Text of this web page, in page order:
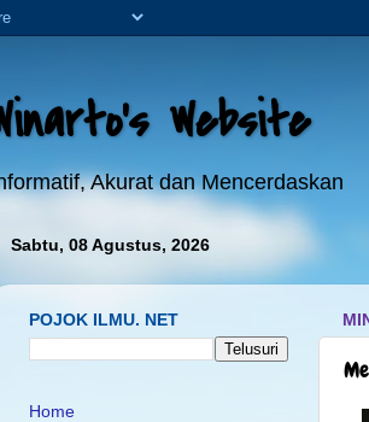
Website
Akurat dan Mencerdaskan
Sabtu, 08 Agustus, 2026
POJOK ILMU. NET
Home